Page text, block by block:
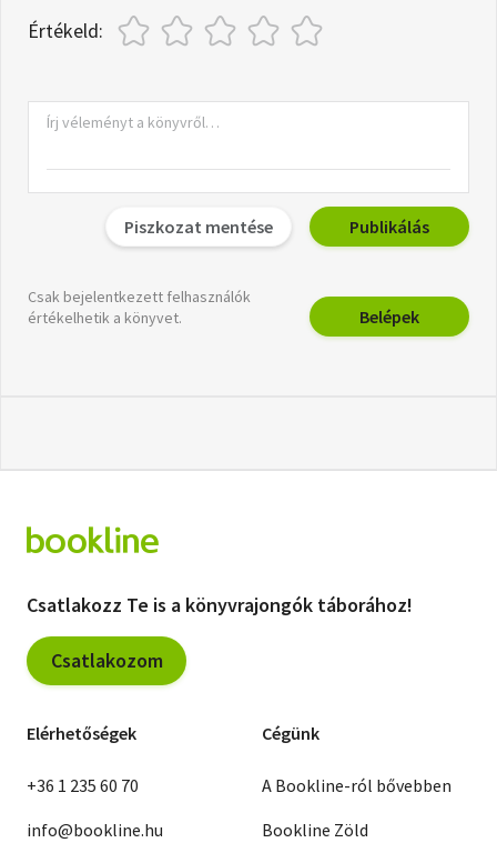
Értékeld:
Piszkozat mentése Publikálás
Csak bejelentkezett felhasználók
értékelhetik a könyvet.
Belépek
Csatlakozz Te is a könyvrajongók táborához!
Csatlakozom
Elérhetőségek
+36 1 235 60 70
info@bookline.hu
Cégünk
A Bookline-ról bővebben
Bookline Zöld